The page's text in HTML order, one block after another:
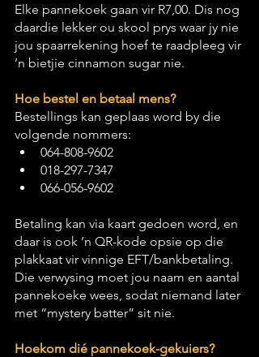
Elke pannekoek gaan vir R7,00. Dis nog
daardie lekker ou skool prys waar jy nie
jou spaarrekening hoef te raadpleeg vir
’n bietjie cinnamon sugar nie.
Hoe bestel en betaal mens?
Bestellings kan geplaas word by die
volgende nommers:
064-808-9602
018-297-7347
066-056-9602
Betaling kan via kaart gedoen word, en
daar is ook ’n QR-kode opsie op die
plakkaat vir vinnige EFT/bankbetaling.
Die verwysing moet jou naam en aantal
pannekoeke wees, sodat niemand later
met “mystery batter” sit nie.
Hoekom dié pannekoek-gekuiers?